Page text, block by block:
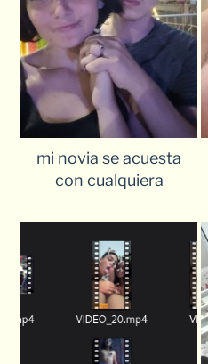
mi novia se acuesta
con cualquiera